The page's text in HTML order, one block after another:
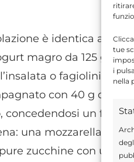
tue
i
nella
è identica
magro da 125 g
o fagiolini a
con 40 g di
un frutto
una mozzarella light
zucchine con un